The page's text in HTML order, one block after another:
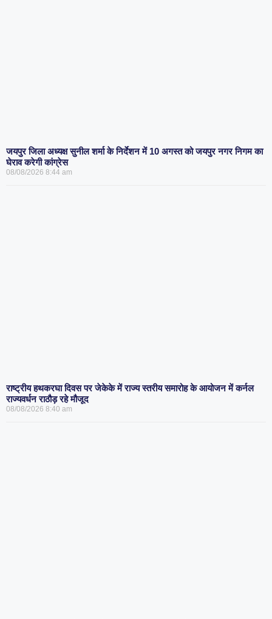
जयपुर जिला अध्यक्ष सुनील शर्मा के निर्देशन में 10 अगस्त को जयपुर नगर निगम का
घेराव करेगी कांग्रेस
08/08/2026 8:44 am
राष्ट्रीय हथकरघा दिवस पर जेकेके में राज्य स्तरीय समारोह के आयोजन में कर्नल
राज्यवर्धन राठौड़ रहे मौजूद
08/08/2026 8:40 am